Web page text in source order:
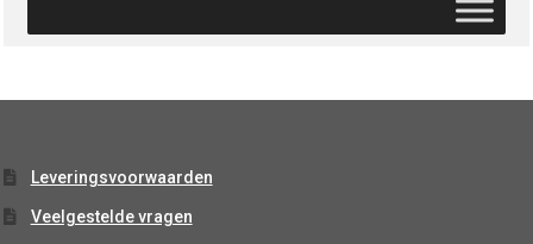
Leveringsvoorwaarden
Veelgestelde vragen